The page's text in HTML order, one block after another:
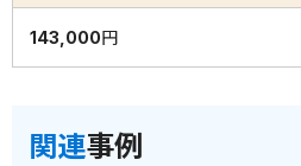
143,000円
関連事例